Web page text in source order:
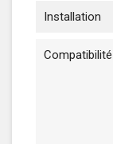
Installation
Compatibilité